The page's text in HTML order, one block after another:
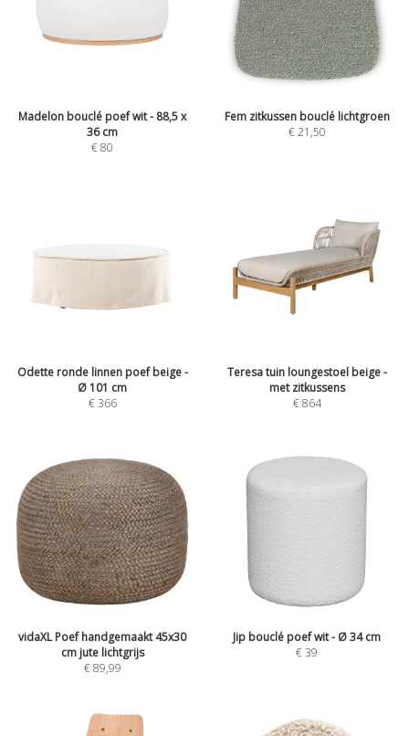
Madelon bouclé poef wit - 88,5 x
36 cm
€80
Fem zitkussen bouclé lichtgroen
€21,50
Odette ronde linnen poef beige -
Ø 101 cm
€366
Teresa tuin loungestoel beige -
met zitkussens
€864
vidaXL Poef handgemaakt 45x30
cm jute lichtgrijs
€89,99
Jip bouclé poef wit - Ø 34 cm
€39